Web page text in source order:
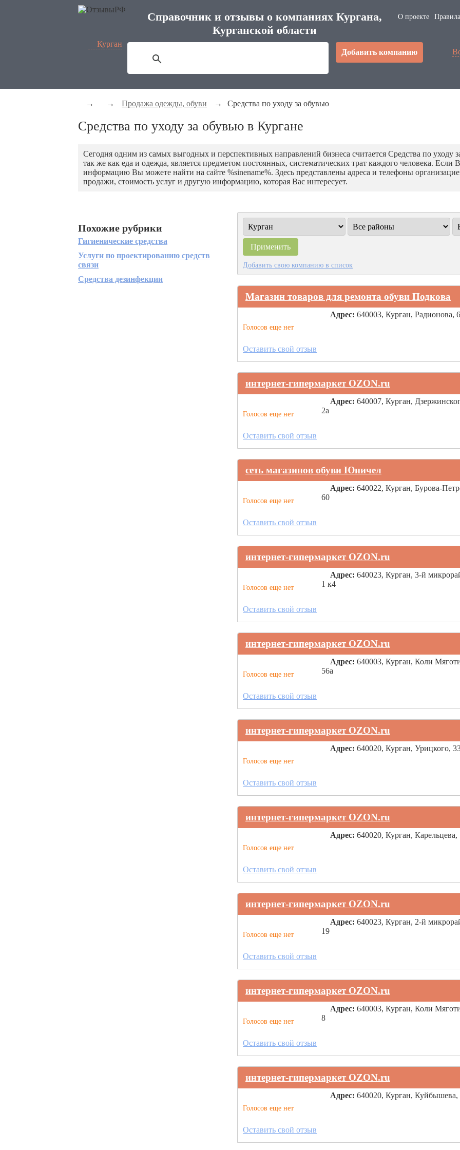
Справочник и отзывы о компаниях Кургана,
Курганской области
О проекте
Курган
Добавить компанию
→ → Продажа одежды, обуви → Средства по уходу за обувью
Средства по уходу за обувью в Кургане
Сегодня одним из самых выгодных и перспективных направлений бизнеса считается Средства по уходу
так же как еда и одежда, является предметом постоянных, систематических трат каждого человека. Если
информацию Вы можете найти на сайте %sinename%. Здесь представлены адреса и телефоны
продажи, стоимость услуг и другую информацию, которая Вас интересует.
Добавить свою компанию в список
Магазин товаров для ремонта обуви Подкова
Голосов еще нет
Адрес: 640003, Курган, Радионова,
Оставить свой отзыв
интернет-гипермаркет OZON.ru
Голосов еще нет
Адрес: 640007, Курган,
2а
Оставить свой отзыв
сеть магазинов обуви Юничел
Голосов еще нет
Адрес: 640022, Курган, Бурова-
60
Оставить свой отзыв
интернет-гипермаркет OZON.ru
Голосов еще нет
Адрес: 640023, Курган, 3-й
1 к4
Оставить свой отзыв
интернет-гипермаркет OZON.ru
Голосов еще нет
Адрес: 640003, Курган, Коли
56а
Оставить свой отзыв
интернет-гипермаркет OZON.ru
Голосов еще нет
Адрес: 640020, Курган, Урицкого,
Оставить свой отзыв
интернет-гипермаркет OZON.ru
Голосов еще нет
Адрес: 640020, Курган, Карельцева,
Оставить свой отзыв
интернет-гипермаркет OZON.ru
Голосов еще нет
Адрес: 640023, Курган, 2-й
19
Оставить свой отзыв
интернет-гипермаркет OZON.ru
Голосов еще нет
Адрес: 640003, Курган, Коли
8
Оставить свой отзыв
интернет-гипермаркет OZON.ru
Голосов еще нет
Адрес: 640020, Курган, Куйбышева,
Оставить свой отзыв
Похожие рубрики
Гигиенические средства
Услуги по проектированию средств
связи
Средства дезинфекции